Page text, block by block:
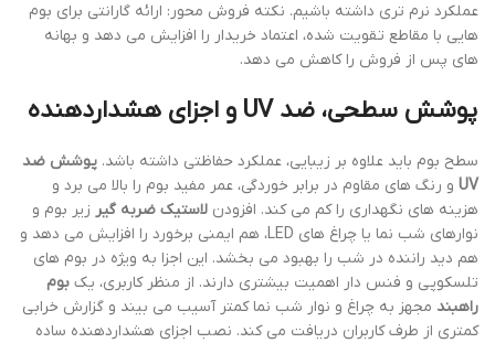
عملکرد نرم تری داشته باشیم. نکته فروش محور: ارائه گارانتی برای بوم
هایی با مقاطع تقویت شده، اعتماد خریدار را افزایش می دهد و بهانه
های پس از فروش را کاهش می دهد.
پوشش سطحی، ضد UV و اجزای هشداردهنده
سطح بوم باید علاوه بر زیبایی، عملکرد حفاظتی داشته باشد. پوشش ضد
UV و رنگ های مقاوم در برابر خوردگی، عمر مفید بوم را بالا می برد و
هزینه های نگهداری را کم می کند. افزودن لاستیک ضربه گیر زیر بوم و
نوارهای شب نما یا چراغ های LED، هم ایمنی برخورد را افزایش می دهد و
هم دید راننده در شب را بهبود می بخشد. این اجزا به ویژه در بوم های
تلسکوپی و فنس دار اهمیت بیشتری دارند. از منظر کاربری، یک بوم
راهبند مجهز به چراغ و نوار شب نما کمتر آسیب می بیند و گزارش خرابی
کمتری از طرف کاربران دریافت می کند. نصب اجزای هشداردهنده ساده